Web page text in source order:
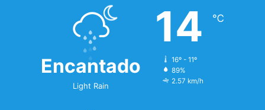
Encantado
Light Rain
14 ℃
16º - 11º
89%
2.57 km/h